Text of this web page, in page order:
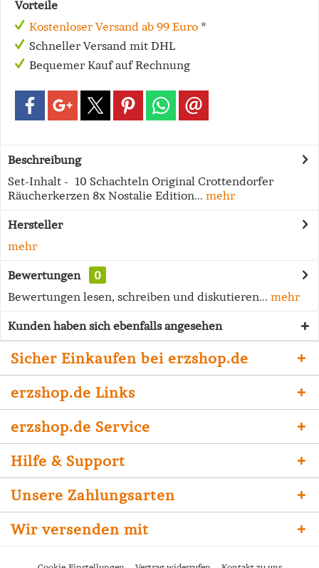
Vorteile
Kostenloser Versand ab 99 Euro *
Schneller Versand mit DHL
Bequemer Kauf auf Rechnung
Beschreibung
Set-Inhalt - 10 Schachteln Original Crottendorfer
Räucherkerzen 8x Nostalie Edition... mehr
Hersteller
mehr
Bewertungen
0
Bewertungen lesen, schreiben und diskutieren... mehr
Kunden haben sich ebenfalls angesehen
Sicher Einkaufen bei erzshop.de
erzshop.de Links
erzshop.de Service
Hilfe & Support
Unsere Zahlungsarten
Wir versenden mit